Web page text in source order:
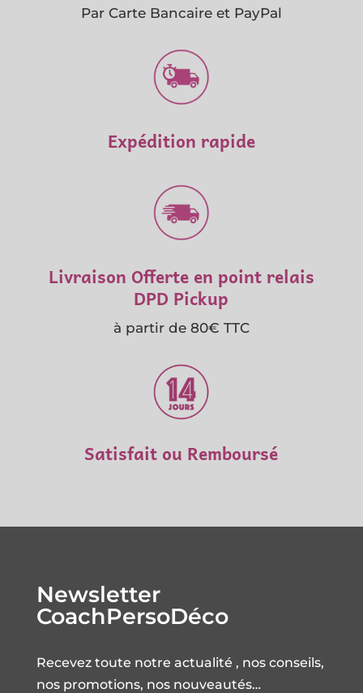
Par Carte Bancaire et PayPal
Expédition rapide
Livraison Offerte en point relais
DPD Pickup
à partir de 80€ TTC
Satisfait ou Remboursé
Newsletter
CoachPersoDéco
Recevez toute notre actualité , nos conseils,
nos promotions, nos nouveautés…